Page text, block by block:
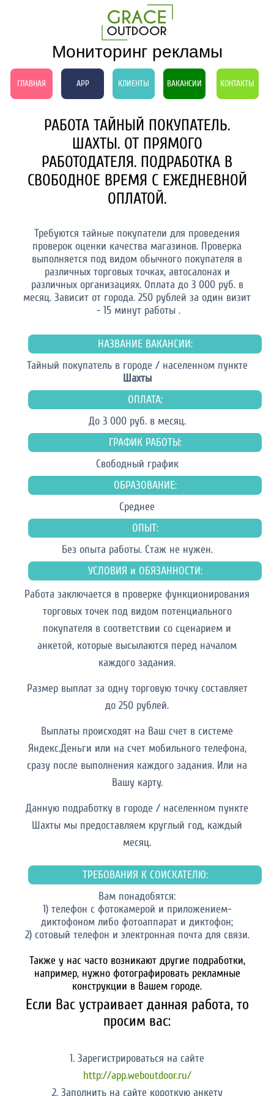
Мониторинг рекламы
ГЛАВНАЯ APP КЛИЕНТЫ ВАКАНСИИ КОНТАКТЫ
РАБОТА ТАЙНЫЙ ПОКУПАТЕЛЬ.
ШАХТЫ. ОТ ПРЯМОГО
РАБОТОДАТЕЛЯ. ПОДРАБОТКА В
СВОБОДНОЕ ВРЕМЯ С ЕЖЕДНЕВНОЙ
ОПЛАТОЙ.
Требуются тайные покупатели для проведения
проверок оценки качества магазинов. Проверка
выполняется под видом обычного покупателя в
различных торговых точках, автосалонах и
различных организациях. Оплата до 3 000 руб. в
месяц. Зависит от города. 250 рублей за один визит
- 15 минут работы .
НАЗВАНИЕ ВАКАНСИИ:
Тайный покупатель в городе / населенном пункте
Шахты
ОПЛАТА:
До 3 000 руб. в месяц.
ГРАФИК РАБОТЫ:
Свободный график
ОБРАЗОВАНИЕ:
Среднее
ОПЫТ:
Без опыта работы. Cтаж не нужен.
УСЛОВИЯ и ОБЯЗАННОСТИ:
Работа заключается в проверке функционирования
торговых точек под видом потенциального
покупателя в соответствии со сценарием и
анкетой, которые высылаются перед началом
каждого задания.
Размер выплат за одну торговую точку составляет
до 250 рублей.
Выплаты происходят на Ваш счет в системе
Яндекс.Деньги или на счет мобильного телефона,
сразу после выполнения каждого задания. Или на
Вашу карту.
Данную подработку в городе / населенном пункте
Шахты мы предоставляем круглый год, каждый
месяц.
ТРЕБОВАНИЯ К СОИСКАТЕЛЮ:
Вам понадобятся:
1) телефон с фотокамерой и приложением-
диктофоном либо фотоаппарат и диктофон;
2) сотовый телефон и электронная почта для связи.
Также у нас часто возникают другие подработки,
например, нужно фотографировать рекламные
конструкции в Вашем городе.
Если Вас устраивает данная работа, то
просим вас:
1. Зарегистрироваться на сайте
http://app.weboutdoor.ru/
2. Заполнить на сайте короткую анкету